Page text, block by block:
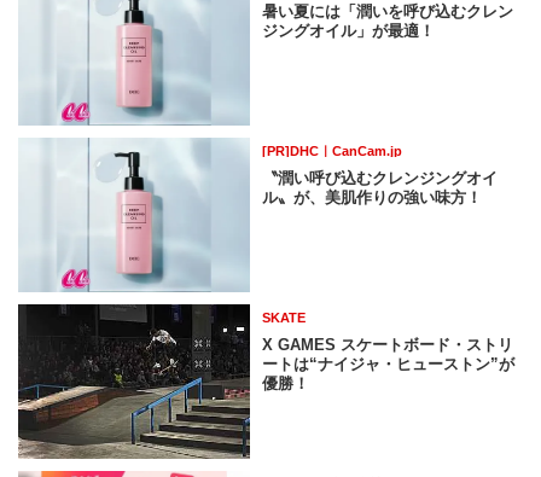
暑い夏には「潤いを呼び込むクレン
ジングオイル」が最適！
[PR]DHC｜CanCam.jp
〝潤い呼び込むクレンジングオイ
ル〟が、美肌作りの強い味方！
SKATE
X GAMES スケートボード・ストリ
ートは“ナイジャ・ヒューストン”が
優勝！